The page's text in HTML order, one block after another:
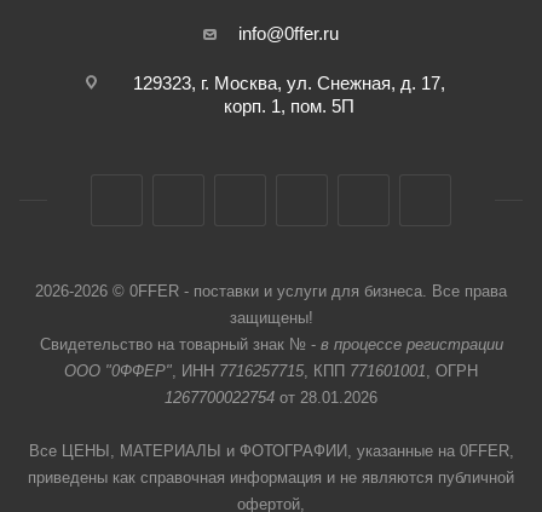
info@0ffer.ru
129323, г. Москва, ул. Снежная, д. 17,
корп. 1, пом. 5П
2026-2026 © 0FFER - поставки и услуги для бизнеса. Все права
защищены!
Свидетельство на товарный знак № - в процессе регистрации
ООО "0ФФЕР", ИНН 7716257715, КПП 771601001, ОГРН
1267700022754 от 28.01.2026
Все ЦЕНЫ, МАТЕРИАЛЫ и ФОТОГРАФИИ, указанные на 0FFER,
приведены как справочная информация и не являются публичной
офертой,